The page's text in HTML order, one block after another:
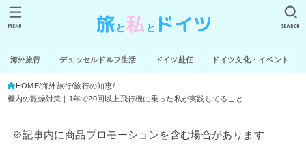
海外旅行 デュッセルドルフ生活 ドイツ赴任 ドイツ文化・イベント
SEARCH
MENU
HOME 海外旅行 旅行の知恵
機内の乾燥対策｜1年で20回以上飛行機に乗った私が実践してること
※記事内に商品プロモーションを含む場合があります